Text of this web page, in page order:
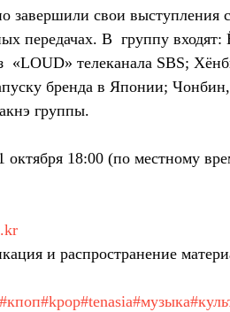
завершили свои выступления
передачах. В  группу входят:
телеканала SBS;
бренда в Японии;
группы.
18:00 (по местному
и распространение
#кпоп#kpop#tenasia#музыка